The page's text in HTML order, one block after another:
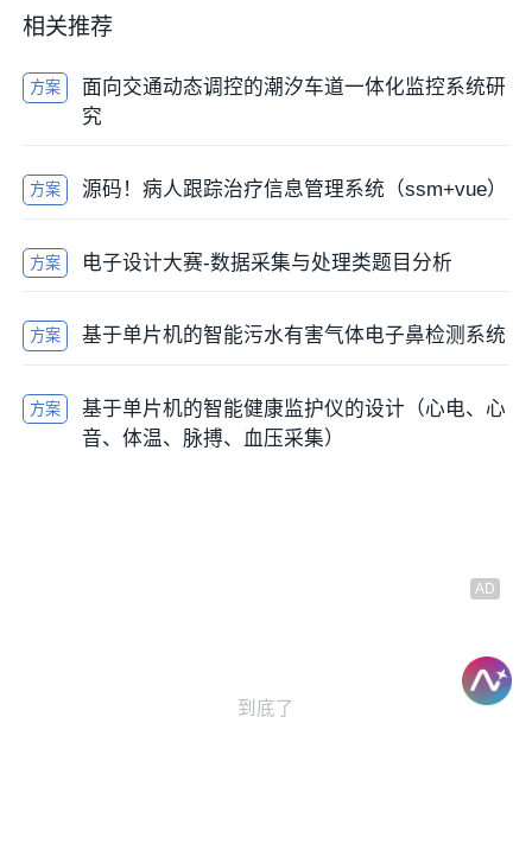
相关推荐
方案
面向交通动态调控的潮汐车道一体化监控系统研
究
方案 源码！病人跟踪治疗信息管理系统（ssm+vue）
方案 电子设计大赛-数据采集与处理类题目分析
方案 基于单片机的智能污水有害气体电子鼻检测系统
方案
基于单片机的智能健康监护仪的设计（心电、心
音、体温、脉搏、血压采集）